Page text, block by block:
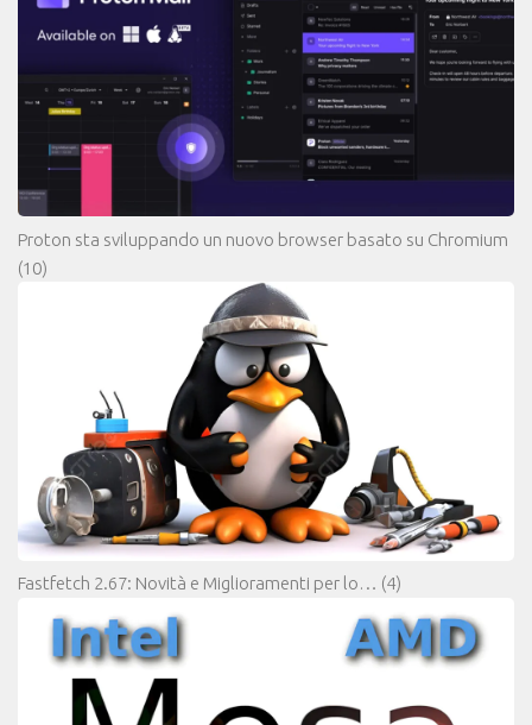
Proton sta sviluppando un nuovo browser basato su Chromium
(10)
Fastfetch 2.67: Novità e Miglioramenti per lo… (4)